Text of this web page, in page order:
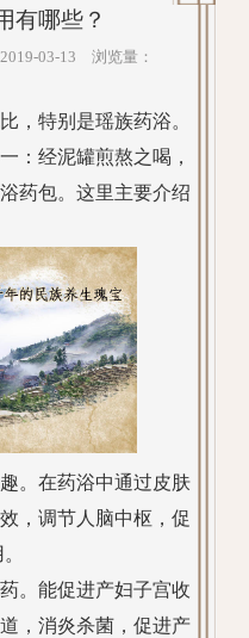
有哪些？
03-13 浏览量：
，特别是瑶族药浴。
：经泥罐煎熬之喝，
药包。这里主要介绍
。在药浴中通过皮肤
，调节人脑中枢，促
。能促进产妇子宫收
，消炎杀菌，促进产